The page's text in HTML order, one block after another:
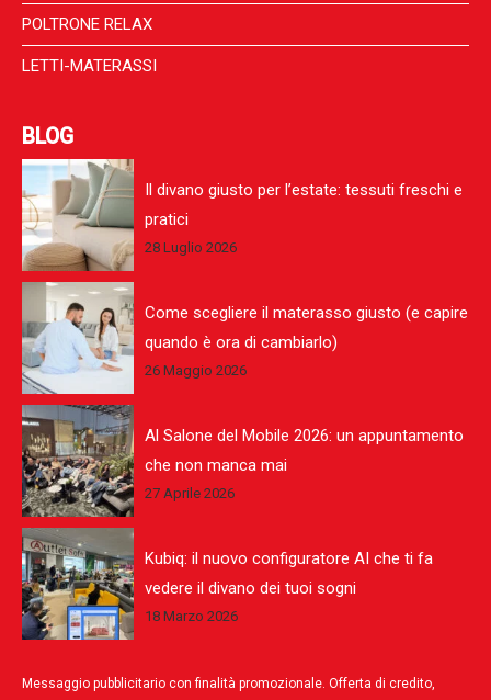
POLTRONE RELAX
LETTI-MATERASSI
BLOG
Il divano giusto per l’estate: tessuti freschi e
pratici
28 Luglio 2026
Come scegliere il materasso giusto (e capire
quando è ora di cambiarlo)
26 Maggio 2026
Al Salone del Mobile 2026: un appuntamento
che non manca mai
27 Aprile 2026
Kubiq: il nuovo configuratore AI che ti fa
vedere il divano dei tuoi sogni
18 Marzo 2026
Messaggio pubblicitario con finalità promozionale. Offerta di credito,